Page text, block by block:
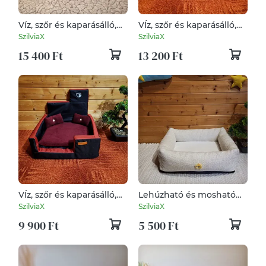
Víz, szőr és kaparásálló,
lehúzható és mosható
SzilviaX
15 400 Ft
VÍz, szőr és kaparásálló,
lehúzható és mosható
SzilviaX
13 200 Ft
VÍz, szőr és kaparásálló,
lehúzható és mosható
SzilviaX
9 900 Ft
Lehúzható és mosható
kutyafekhely, kutyaágy
SzilviaX
5 500 Ft